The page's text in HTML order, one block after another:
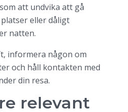
att undvika att gå
eller dåligt
natten.
informera någon om
och håll kontakten med
din resa.
relevant